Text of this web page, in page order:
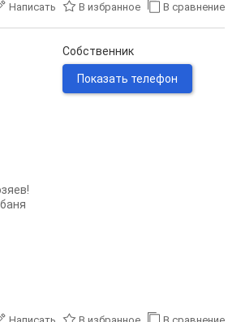
Написать В избранное В сравнение
Собственник
Показать телефон